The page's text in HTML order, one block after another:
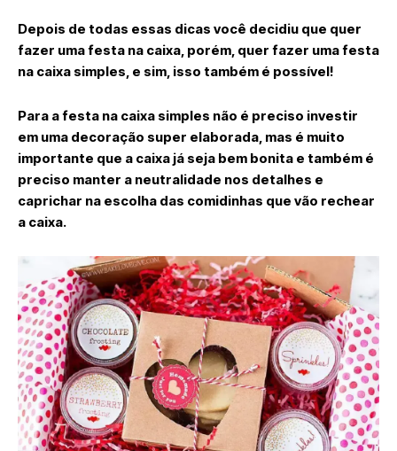
Depois de todas essas dicas você decidiu que quer
fazer uma festa na caixa, porém, quer fazer uma festa
na caixa simples, e sim, isso também é possível!
Para a festa na caixa simples não é preciso investir
em uma decoração super elaborada, mas é muito
importante que a caixa já seja bem bonita e também é
preciso manter a neutralidade nos detalhes e
caprichar na escolha das comidinhas que vão rechear
a caixa.